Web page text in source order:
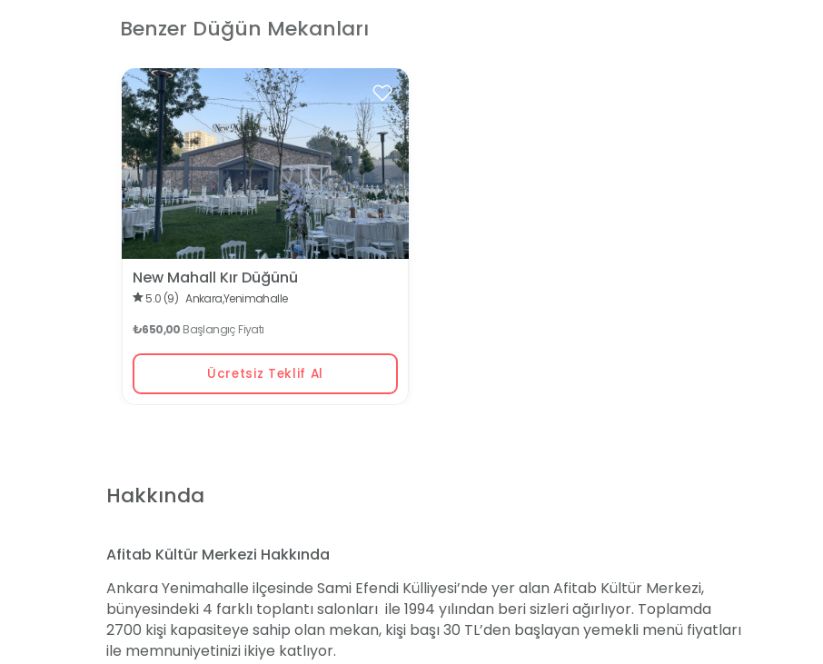
Benzer Düğün Mekanları
New Mahall Kır Düğünü
5.0 (9) Ankara,Yenimahalle
₺650,00 Başlangıç Fiyatı
Ücretsiz Teklif Al
Hakkında
Afitab Kültür Merkezi Hakkında
Ankara Yenimahalle ilçesinde Sami Efendi Külliyesi’nde yer alan Afitab Kültür Merkezi,
bünyesindeki 4 farklı toplantı salonları ile 1994 yılından beri sizleri ağırlıyor. Toplamda
2700 kişi kapasiteye sahip olan mekan, kişi başı 30 TL’den başlayan yemekli menü fiyatları
ile memnuniyetinizi ikiye katlıyor.